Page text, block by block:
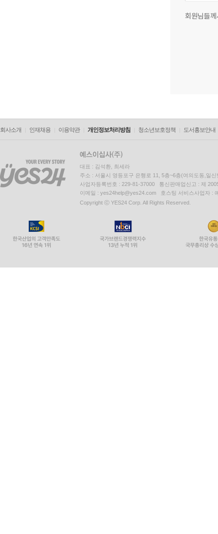
회원님들
회사소개 인재채용 이용약관 개인정보처리방침 청소년보호정책 도서홍보안내
대표 : 김석환, 최세라
주소 : 서울시 영등포구 은행로 11, 5층~6층(여의도동,일신
사업자등록번호 : 229-81-37000 통신판매업신고 : 제
이메일 : yes24help@yes24.com 호스팅 서비스사업자 :
Copyright ⓒ YES24 Corp. All Rights Reserved.